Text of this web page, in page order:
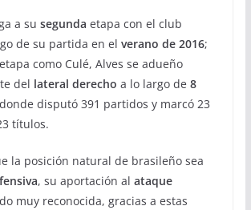
a su segunda etapa con el club
de su partida en el verano de 2016;
como Culé, Alves se adueño
del lateral derecho a lo largo de 8
disputó 391 partidos y marcó 23
títulos.
la posición natural de brasileño sea
, su aportación al ataque
muy reconocida, gracias a estas